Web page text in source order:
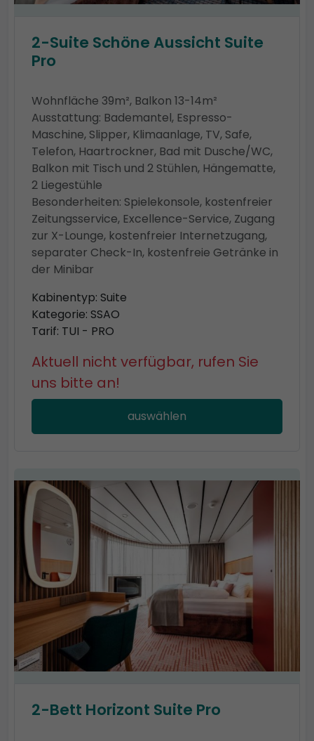
2-Suite Schöne Aussicht Suite
Pro
Wohnfläche 39m², Balkon 13-14m²
Ausstattung: Bademantel, Espresso-
Maschine, Slipper, Klimaanlage, TV, Safe,
Telefon, Haartrockner, Bad mit Dusche/WC,
Balkon mit Tisch und 2 Stühlen, Hängematte,
2 Liegestühle
Besonderheiten: Spielekonsole, kostenfreier
Zeitungsservice, Excellence-Service, Zugang
zur X-Lounge, kostenfreier Internetzugang,
separater Check-In, kostenfreie Getränke in
der Minibar
Kabinentyp: Suite
Kategorie: SSAO
Tarif: TUI - PRO
Aktuell nicht verfügbar, rufen Sie
uns bitte an!
auswählen
2-Bett Horizont Suite Pro